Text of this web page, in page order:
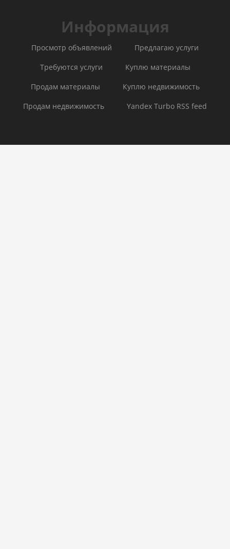
Информация
Просмотр объявлений
Предлагаю услуги
Требуются услуги
Куплю материалы
Продам материалы
Куплю недвижимость
Продам недвижимость
Yandex Turbo RSS feed